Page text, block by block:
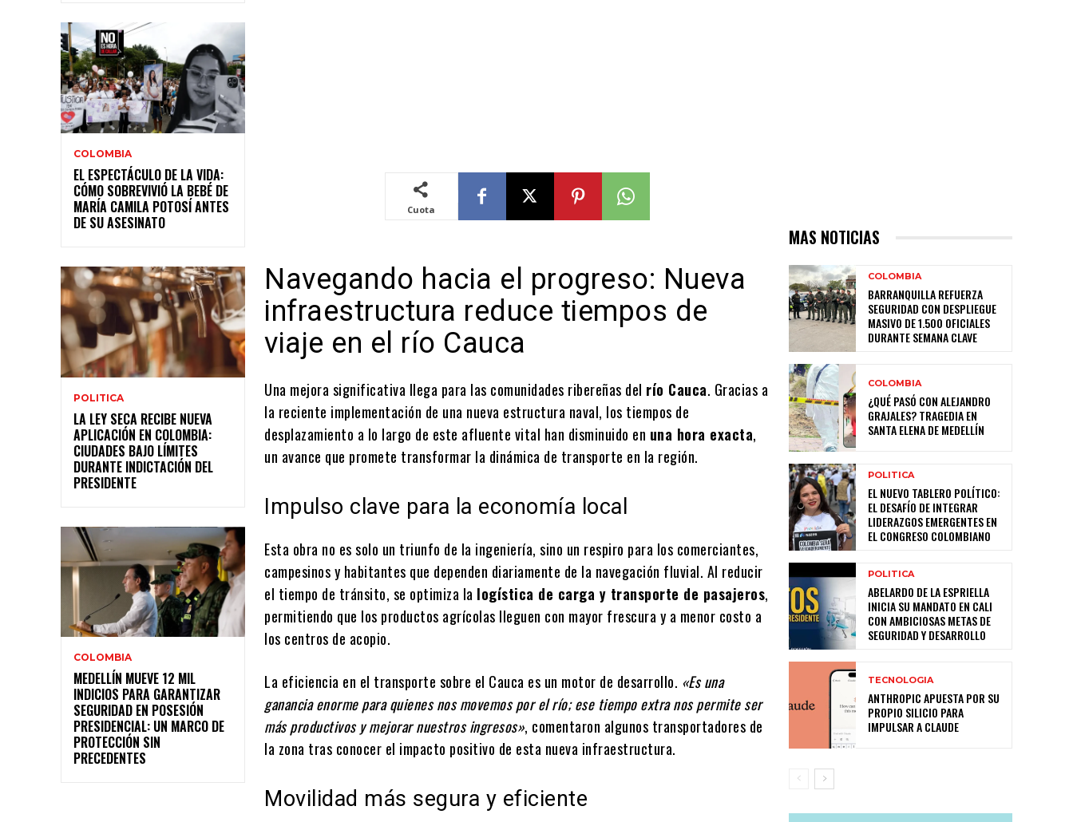
COLOMBIA
EL ESPECTÁCULO DE LA VIDA:
CÓMO SOBREVIVIÓ LA BEBÉ DE
MARÍA CAMILA POTOSÍ ANTES
DE SU ASESINATO
POLITICA
LA LEY SECA RECIBE NUEVA
APLICACIÓN EN COLOMBIA:
CIUDADES BAJO LÍMITES
DURANTE INDICTACIÓN DEL
PRESIDENTE
COLOMBIA
MEDELLÍN MUEVE 12 MIL
INDICIOS PARA GARANTIZAR
SEGURIDAD EN POSESIÓN
PRESIDENCIAL: UN MARCO DE
PROTECCIÓN SIN
PRECEDENTES
Cuota
Navegando hacia el progreso: Nueva
infraestructura reduce tiempos de
viaje en el río Cauca
Una mejora significativa llega para las comunidades ribereñas del río Cauca. Gracias a
la reciente implementación de una nueva estructura naval, los tiempos de
desplazamiento a lo largo de este afluente vital han disminuido en una hora exacta,
un avance que promete transformar la dinámica de transporte en la región.
Impulso clave para la economía local
Esta obra no es solo un triunfo de la ingeniería, sino un respiro para los comerciantes,
campesinos y habitantes que dependen diariamente de la navegación fluvial. Al reducir
el tiempo de tránsito, se optimiza la logística de carga y transporte de pasajeros,
permitiendo que los productos agrícolas lleguen con mayor frescura y a menor costo a
los centros de acopio.
La eficiencia en el transporte sobre el Cauca es un motor de desarrollo. «Es una
ganancia enorme para quienes nos movemos por el río; ese tiempo extra nos permite ser
más productivos y mejorar nuestros ingresos», comentaron algunos transportadores de
la zona tras conocer el impacto positivo de esta nueva infraestructura.
Movilidad más segura y eficiente
MAS NOTICIAS
COLOMBIA
BARRANQUILLA REFUERZA
SEGURIDAD CON DESPLIEGUE
MASIVO DE 1.500 OFICIALES
DURANTE SEMANA CLAVE
COLOMBIA
¿QUÉ PASÓ CON ALEJANDRO
GRAJALES? TRAGEDIA EN
SANTA ELENA DE MEDELLÍN
POLITICA
EL NUEVO TABLERO POLÍTICO:
EL DESAFÍO DE INTEGRAR
LIDERAZGOS EMERGENTES EN
EL CONGRESO COLOMBIANO
POLITICA
ABELARDO DE LA ESPRIELLA
INICIA SU MANDATO EN CALI
CON AMBICIOSAS METAS DE
SEGURIDAD Y DESARROLLO
TECNOLOGIA
ANTHROPIC APUESTA POR SU
PROPIO SILICIO PARA
IMPULSAR A CLAUDE